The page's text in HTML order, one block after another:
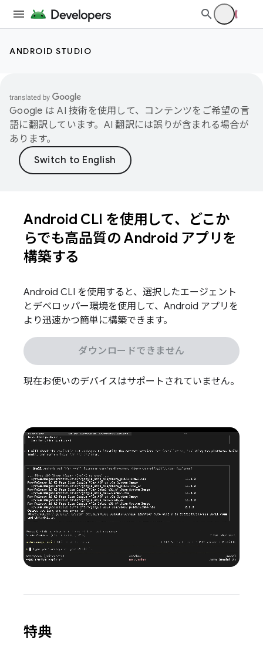
ANDROID STUDIO
Google は AI 技術を使用して、コンテンツをご希望の言
語に翻訳しています。AI 翻訳には誤りが含まれる場合が
あります。
Android CLI を使用して、どこか
らでも高品質の Android アプリを
構築する
Android CLI を使用すると、選択したエージェント
とデベロッパー環境を使用して、Android アプリを
より迅速かつ簡単に構築できます。
ダウンロードできません
現在お使いのデバイスはサポートされていません。
特典